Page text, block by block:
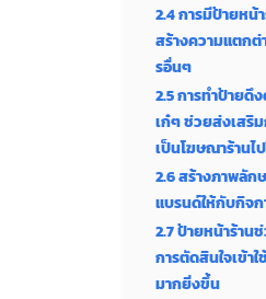
2.4 การมีป้ายหน้
สร้างความแตกต่
รอื่นๆ
2.5 การทำป้ายดึ
เก๋ๆ ช่วยส่งเสริ
เป็นโฆษณาร้านไ
2.6 สร้างภาพลัก
แบรนด์ให้กับกิจ
2.7 ป้ายหน้าร้าน
การตัดสินใจเข้า
มากยิ่งขึ้น